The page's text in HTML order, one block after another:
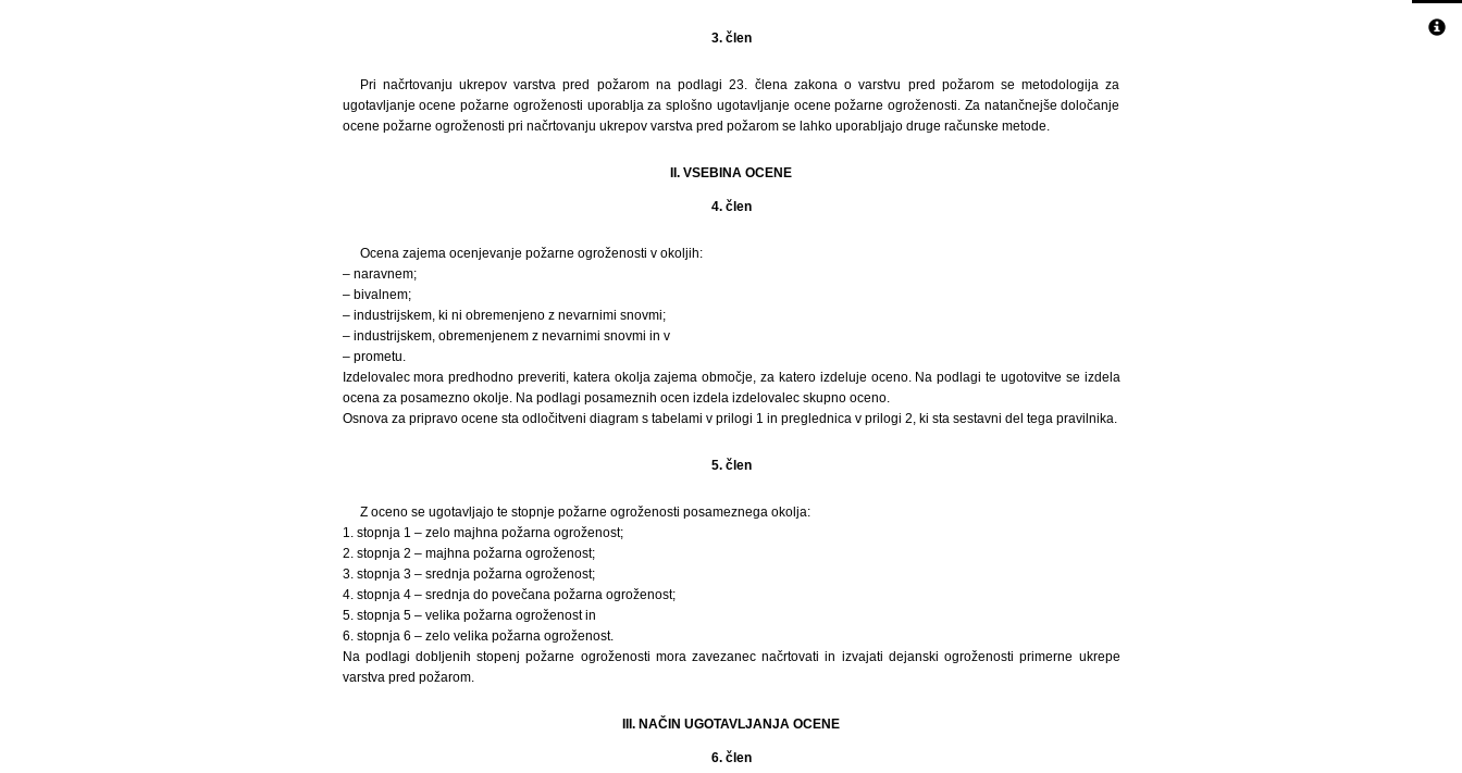
3. člen
Pri načrtovanju ukrepov varstva pred požarom na podlagi 23. člena zakona o varstvu pred požarom se metodologija za
ugotavljanje ocene požarne ogroženosti uporablja za splošno ugotavljanje ocene požarne ogroženosti. Za natančnejše določanje
ocene požarne ogroženosti pri načrtovanju ukrepov varstva pred požarom se lahko uporabljajo druge računske metode.
II. VSEBINA OCENE
4. člen
Ocena zajema ocenjevanje požarne ogroženosti v okoljih:
– naravnem;
– bivalnem;
– industrijskem, ki ni obremenjeno z nevarnimi snovmi;
– industrijskem, obremenjenem z nevarnimi snovmi in v
– prometu.
Izdelovalec mora predhodno preveriti, katera okolja zajema območje, za katero izdeluje oceno. Na podlagi te ugotovitve se izdela
ocena za posamezno okolje. Na podlagi posameznih ocen izdela izdelovalec skupno oceno.
Osnova za pripravo ocene sta odločitveni diagram s tabelami v prilogi 1 in preglednica v prilogi 2, ki sta sestavni del tega pravilnika.
5. člen
Z oceno se ugotavljajo te stopnje požarne ogroženosti posameznega okolja:
1. stopnja 1 – zelo majhna požarna ogroženost;
2. stopnja 2 – majhna požarna ogroženost;
3. stopnja 3 – srednja požarna ogroženost;
4. stopnja 4 – srednja do povečana požarna ogroženost;
5. stopnja 5 – velika požarna ogroženost in
6. stopnja 6 – zelo velika požarna ogroženost.
Na podlagi dobljenih stopenj požarne ogroženosti mora zavezanec načrtovati in izvajati dejanski ogroženosti primerne ukrepe
varstva pred požarom.
III. NAČIN UGOTAVLJANJA OCENE
6. člen